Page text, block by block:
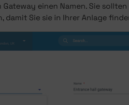
Gateway einen Namen. Sie
damit Sie sie in Ihrer Anlage